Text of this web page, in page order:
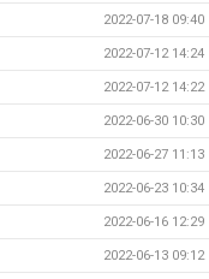
2022-07-18 09:40
2022-07-12 14:24
2022-07-12 14:22
2022-06-30 10:30
2022-06-27 11:13
2022-06-23 10:34
2022-06-16 12:29
2022-06-13 09:12